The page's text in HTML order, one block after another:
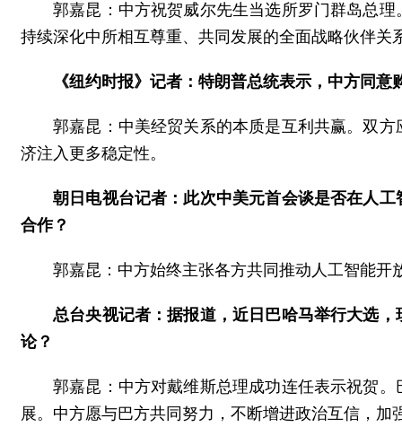
郭嘉昆：中方祝贺威尔先生当选所罗门群岛总
持续深化中所相互尊重、共同发展的全面战略伙伴
《纽约时报》记者：特朗普总统表示，中方同
郭嘉昆：中美经贸关系的本质是互利共赢。双
济注入更多稳定性。
朝日电视台记者：此次中美元首会谈是否在人
合作？
郭嘉昆：中方始终主张各方共同推动人工智能开
总台央视记者：据报道，近日巴哈马举行大选
论？
郭嘉昆：中方对戴维斯总理成功连任表示祝贺
展。中方愿与巴方共同努力，不断增进政治互信，